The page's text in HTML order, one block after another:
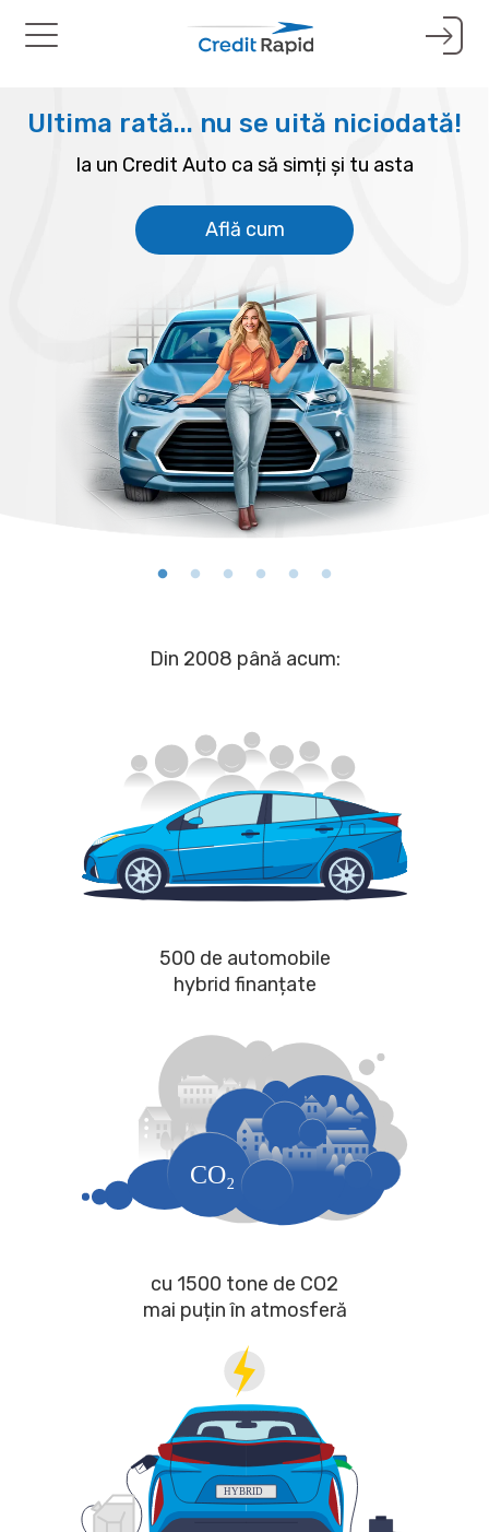
Toggle
navigation
Ultima rată... nu se uită niciodată!
Ia un Credit Auto ca să simți și tu asta
Află cum
Din 2008 până acum:
500 de automobile
hybrid finanțate
cu 1500 tone de CO2
mai puțin în atmosferă